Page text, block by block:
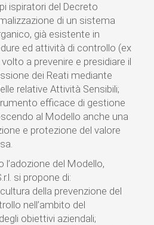
ispiratori del Decreto
di un sistema
già esistente in
ed attività di controllo (ex
a prevenire e presidiare il
dei Reati mediante
relative Attività Sensibili;
efficace di gestione
al Modello anche una
e protezione del valore
del Modello,
si propone di:
della prevenzione del
nell’ambito del
obiettivi aziendali;